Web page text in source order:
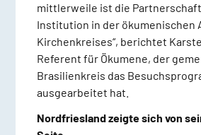
mittlerweile ist die
Institution in der ökumenischen
Kirchenkreises“, berichtet
Referent für Ökumene, der
Brasilienkreis das
ausgearbeitet hat.
Nordfriesland zeigte sich von